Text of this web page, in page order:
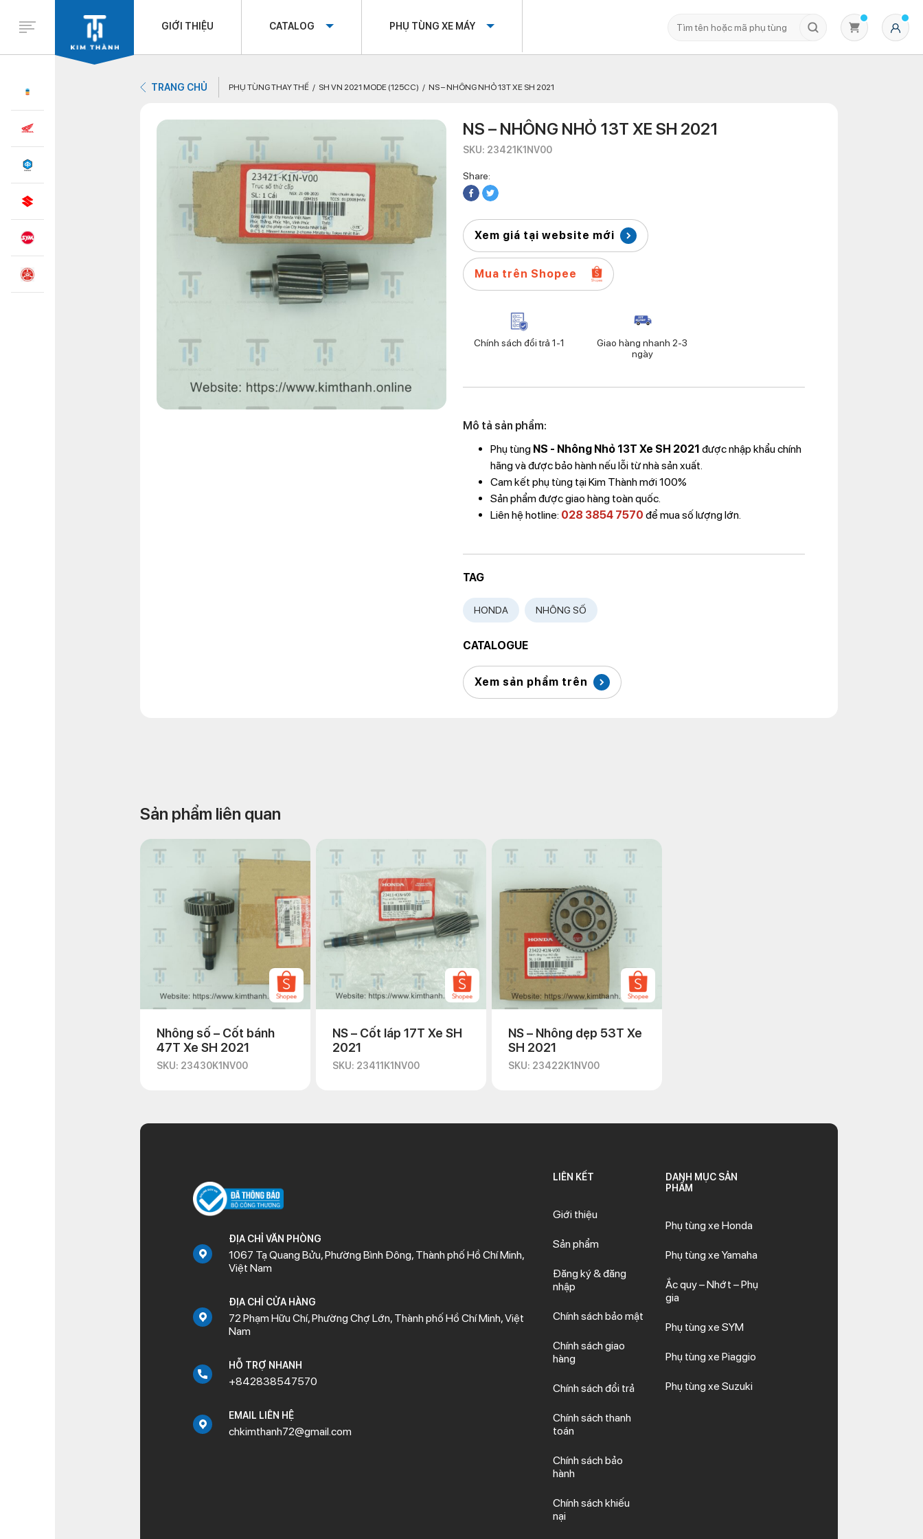
GIỚI THIỆU CATALOG PHỤ TÙNG XE MÁY
TRANG CHỦ PHỤ TÙNG THAY THẾ SH VN 2021 MODE (125CC) NS – NHÔNG NHỎ 13T XE SH 2021
NS – NHÔNG NHỎ 13T XE SH 2021
SKU: 23421K1NV00
Share:
Xem giá tại website mới
Mua trên Shopee
Chính sách đổi trả 1-1
Giao hàng nhanh 2-3
ngày
Mô tả sản phẩm:
Phụ tùng NS - Nhông Nhỏ 13T Xe SH 2021 được nhập khẩu chính
hãng và được bảo hành nếu lỗi từ nhà sản xuất.
Cam kết phụ tùng tại Kim Thành mới 100%
Sản phẩm được giao hàng toàn quốc.
Liên hệ hotline: 028 3854 7570 để mua số lượng lớn.
TAG
HONDA NHÔNG SỐ
CATALOGUE
Xem sản phẩm trên
Sản phẩm liên quan
Nhông số – Cốt bánh
47T Xe SH 2021
SKU: 23430K1NV00
NS – Cốt láp 17T Xe SH
2021
SKU: 23411K1NV00
NS – Nhông dẹp 53T Xe
SH 2021
SKU: 23422K1NV00
ĐỊA CHỈ VĂN PHÒNG
1067 Tạ Quang Bửu, Phường Bình Đông, Thành phố Hồ Chí Minh,
Việt Nam
ĐỊA CHỈ CỬA HÀNG
72 Phạm Hữu Chí, Phường Chợ Lớn, Thành phố Hồ Chí Minh, Việt
Nam
HỖ TRỢ NHANH
+842838547570
EMAIL LIÊN HỆ
chkimthanh72@gmail.com
LIÊN KẾT
Giới thiệu
Sản phẩm
Đăng ký & đăng
nhập
Chính sách bảo mật
Chính sách giao
hàng
Chính sách đổi trả
Chính sách thanh
toán
Chính sách bảo
hành
Chính sách khiếu
nại
DANH MỤC SẢN
PHẨM
Phụ tùng xe Honda
Phụ tùng xe Yamaha
Ắc quy – Nhớt – Phụ
gia
Phụ tùng xe SYM
Phụ tùng xe Piaggio
Phụ tùng xe Suzuki